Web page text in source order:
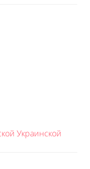
Украинской